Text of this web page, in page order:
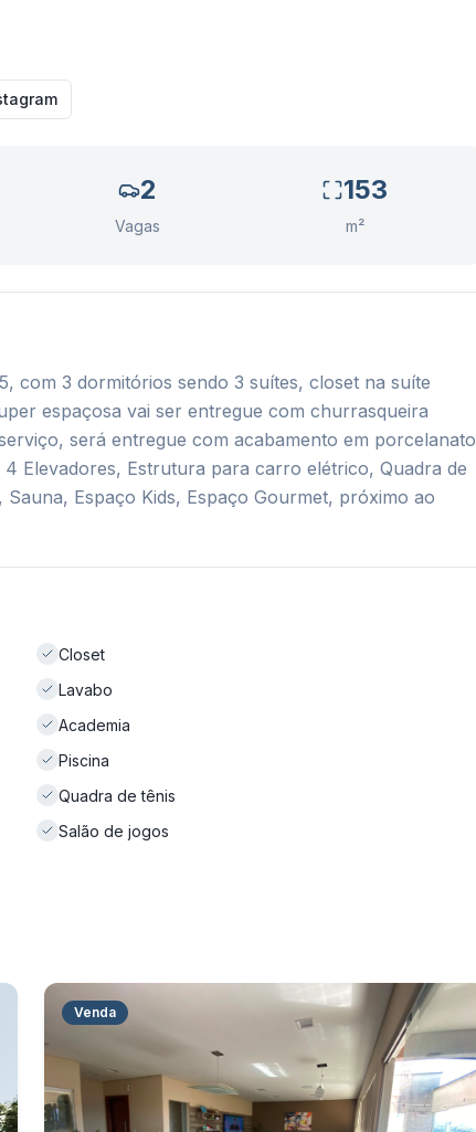
2
Vagas
153
m²
com 3 dormitórios sendo 3 suítes, closet na suíte
espaçosa vai ser entregue com churrasqueira
será entregue com acabamento em porcelanato
Elevadores, Estrutura para carro elétrico, Quadra de
Espaço Kids, Espaço Gourmet, próximo ao
Closet
Lavabo
Academia
Piscina
Quadra de tênis
Salão de jogos
Venda